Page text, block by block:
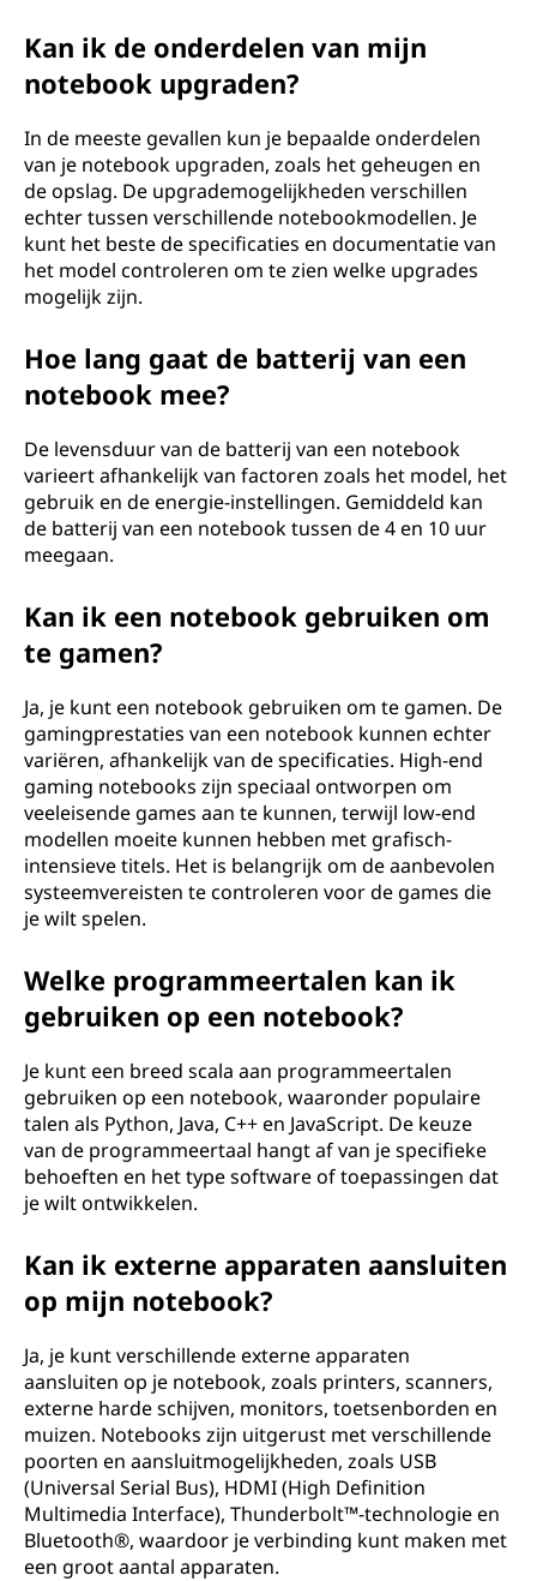
Kan ik de onderdelen van mijn
notebook upgraden?
In de meeste gevallen kun je bepaalde onderdelen
van je notebook upgraden, zoals het geheugen en
de opslag. De upgrademogelijkheden verschillen
echter tussen verschillende notebookmodellen. Je
kunt het beste de specificaties en documentatie van
het model controleren om te zien welke upgrades
mogelijk zijn.
Hoe lang gaat de batterij van een
notebook mee?
De levensduur van de batterij van een notebook
varieert afhankelijk van factoren zoals het model, het
gebruik en de energie-instellingen. Gemiddeld kan
de batterij van een notebook tussen de 4 en 10 uur
meegaan.
Kan ik een notebook gebruiken om
te gamen?
Ja, je kunt een notebook gebruiken om te gamen. De
gamingprestaties van een notebook kunnen echter
variëren, afhankelijk van de specificaties. High-end
gaming notebooks zijn speciaal ontworpen om
veeleisende games aan te kunnen, terwijl low-end
modellen moeite kunnen hebben met grafisch-
intensieve titels. Het is belangrijk om de aanbevolen
systeemvereisten te controleren voor de games die
je wilt spelen.
Welke programmeertalen kan ik
gebruiken op een notebook?
Je kunt een breed scala aan programmeertalen
gebruiken op een notebook, waaronder populaire
talen als Python, Java, C++ en JavaScript. De keuze
van de programmeertaal hangt af van je specifieke
behoeften en het type software of toepassingen dat
je wilt ontwikkelen.
Kan ik externe apparaten aansluiten
op mijn notebook?
Ja, je kunt verschillende externe apparaten
aansluiten op je notebook, zoals printers, scanners,
externe harde schijven, monitors, toetsenborden en
muizen. Notebooks zijn uitgerust met verschillende
poorten en aansluitmogelijkheden, zoals USB
(Universal Serial Bus), HDMI (High Definition
Multimedia Interface), Thunderbolt™-technologie en
Bluetooth®, waardoor je verbinding kunt maken met
een groot aantal apparaten.